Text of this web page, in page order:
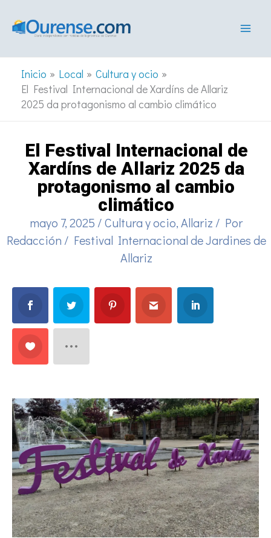
Inicio Local
Cultura y ocio
El Festival Internacional de Xardíns de Allariz
2025 da protagonismo al cambio climático
El Festival Internacional de
Xardíns de Allariz 2025 da
protagonismo al cambio
climático
mayo 7, 2025 /Cultura y ocio,Allariz / Por
Redacción / Festival Internacional de Jardines de
Allariz